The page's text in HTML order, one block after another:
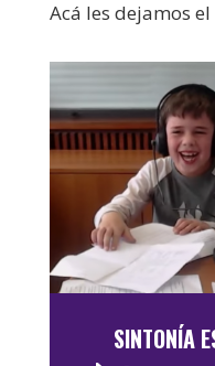
Acá les dejamos
SINTONÍA